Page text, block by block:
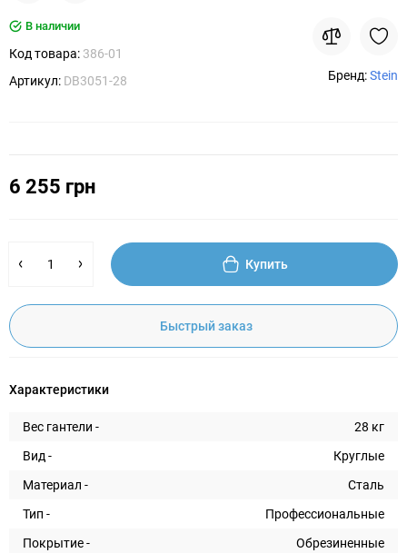
В наличии
Код товара: 386-01
Артикул: DB3051-28 Бренд:Stein
6 255 грн
Купить
Быстрый заказ
Характеристики
Вес гантели -
28 кг
Вид -
Круглые
Материал -
Сталь
Тип -
Профессиональные
Покрытие -
Обрезиненные